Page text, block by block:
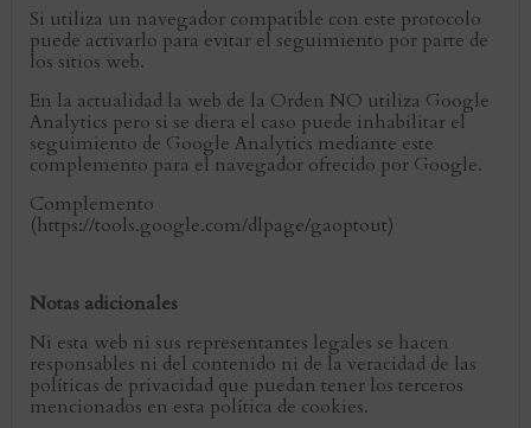
Si utiliza un navegador compatible con este protocolo
puede activarlo para evitar el seguimiento por parte de
los sitios web.
En la actualidad la web de la Orden NO utiliza Google
Analytics pero si se diera el caso puede inhabilitar el
seguimiento de Google Analytics mediante este
complemento para el navegador ofrecido por Google.
Complemento
(https://tools.google.com/dlpage/gaoptout)
Notas adicionales
Ni esta web ni sus representantes legales se hacen
responsables ni del contenido ni de la veracidad de las
políticas de privacidad que puedan tener los terceros
mencionados en esta política de cookies.